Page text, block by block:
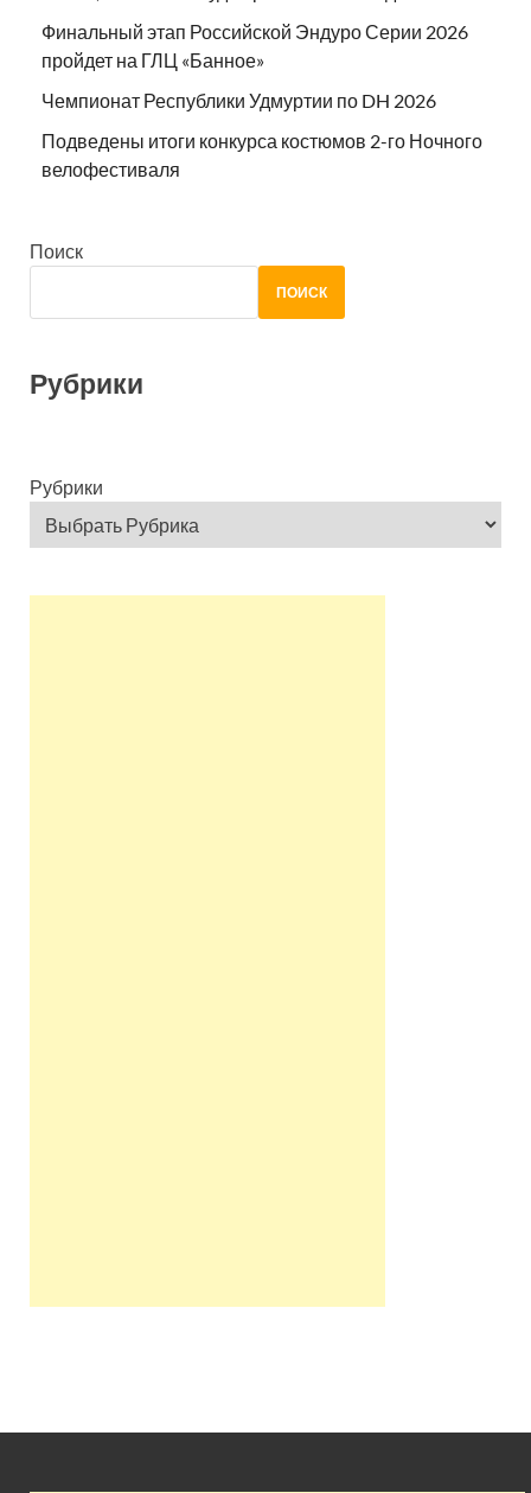
Финальный этап Российской Эндуро Серии 2026
пройдет на ГЛЦ «Банное»
Чемпионат Республики Удмуртии по DH 2026
Подведены итоги конкурса костюмов 2-го Ночного
велофестиваля
Поиск
ПОИСК
Рубрики
Рубрики